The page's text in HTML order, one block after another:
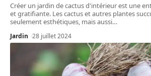
Créer un jardin de cactus d'intérieur est une
et gratifiante. Les cactus et autres plantes
seulement esthétiques, mais aussi…
Jardin 28 juillet 2024